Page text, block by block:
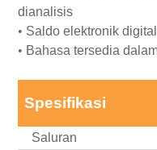
dianalisis
• Saldo elektronik
• Bahasa tersedia
Spesifikasi
Saluran